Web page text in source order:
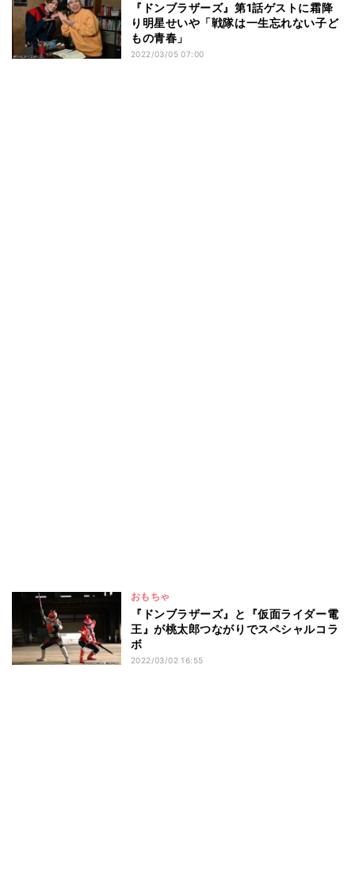
『ドンブラザーズ』第1話ゲストに霜降
り明星せいや「戦隊は一生忘れない子ど
もの青春」
2022/03/05 07:00
おもちゃ
『ドンブラザーズ』と『仮面ライダー電
王』が桃太郎つながりでスペシャルコラ
ボ
2022/03/02 16:55